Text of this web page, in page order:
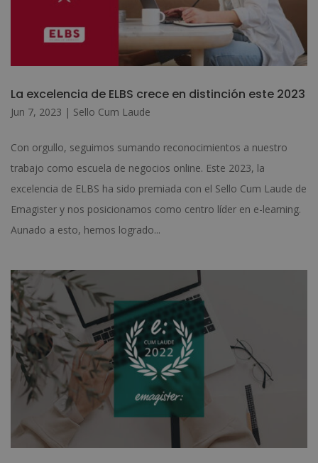
La excelencia de ELBS crece en distinción este 2023
Jun 7, 2023 | Sello Cum Laude
Con orgullo, seguimos sumando reconocimientos a nuestro
trabajo como escuela de negocios online. Este 2023, la
excelencia de ELBS ha sido premiada con el Sello Cum Laude de
Emagister y nos posicionamos como centro líder en e-learning.
Aunado a esto, hemos logrado...